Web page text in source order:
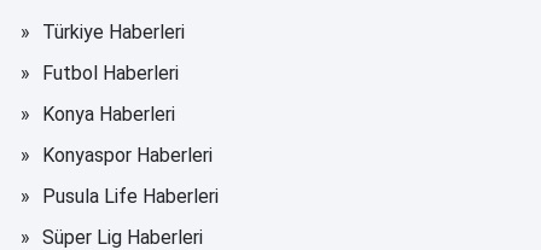
Türkiye Haberleri
Futbol Haberleri
Konya Haberleri
Konyaspor Haberleri
Pusula Life Haberleri
Süper Lig Haberleri